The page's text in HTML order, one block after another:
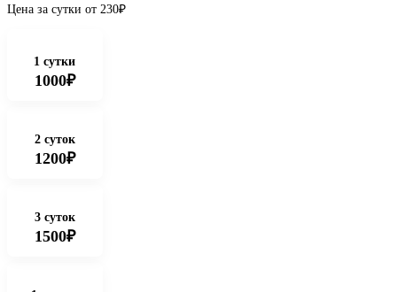
Цена за сутки от 230₽
1 сутки
1000₽
2 суток
1200₽
3 суток
1500₽